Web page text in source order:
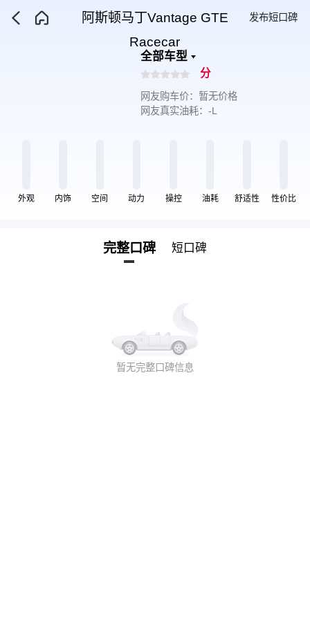
阿斯顿马丁Vantage GTE
Racecar
发布短口碑
全部车型
分
网友购车价：暂无价格
网友真实油耗：-L
外观 内饰 空间 动力 操控 油耗 舒适性 性价比
完整口碑 短口碑
暂无完整口碑信息